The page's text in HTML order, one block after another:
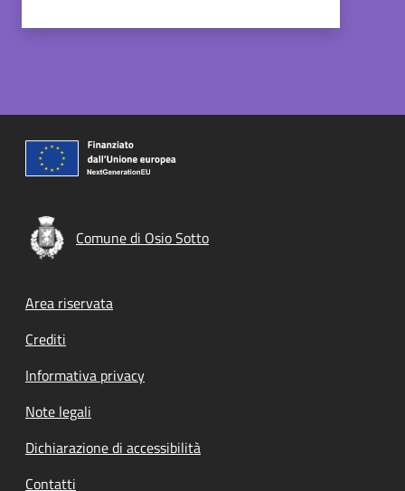
Comune di Osio Sotto
Footer menu
Area riservata
Crediti
Informativa privacy
Note legali
Dichiarazione di accessibilità
Contatti